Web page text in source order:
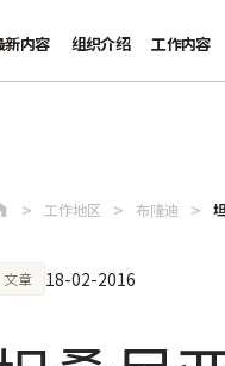
新内容 组织介绍 工作内容
工作地区 布隆迪
文章 18-02-2016